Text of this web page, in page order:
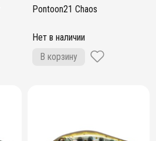
Pontoon21 Chaos
Нет в наличии
В корзину